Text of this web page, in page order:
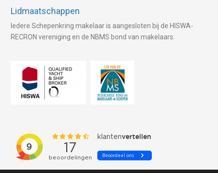
Lidmaatschappen
Iedere Schepenkring makelaar is aangesloten bij de HISWA-
RECRON vereniging en de NBMS bond van makelaars.